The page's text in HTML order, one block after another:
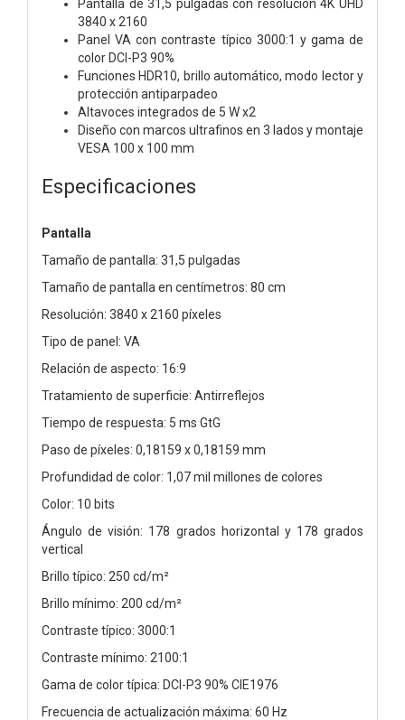
Pantalla de 31,5 pulgadas con resolución 4K UHD
3840 x 2160
Panel VA con contraste típico 3000:1 y gama de
color DCI-P3 90%
Funciones HDR10, brillo automático, modo lector y
protección antiparpadeo
Altavoces integrados de 5 W x2
Diseño con marcos ultrafinos en 3 lados y montaje
VESA 100 x 100 mm
Especificaciones
Pantalla
Tamaño de pantalla: 31,5 pulgadas
Tamaño de pantalla en centímetros: 80 cm
Resolución: 3840 x 2160 píxeles
Tipo de panel: VA
Relación de aspecto: 16:9
Tratamiento de superficie: Antirreflejos
Tiempo de respuesta: 5 ms GtG
Paso de píxeles: 0,18159 x 0,18159 mm
Profundidad de color: 1,07 mil millones de colores
Color: 10 bits
Ángulo de visión: 178 grados horizontal y 178 grados
vertical
Brillo típico: 250 cd/m²
Brillo mínimo: 200 cd/m²
Contraste típico: 3000:1
Contraste mínimo: 2100:1
Gama de color típica: DCI-P3 90% CIE1976
Frecuencia de actualización máxima: 60 Hz